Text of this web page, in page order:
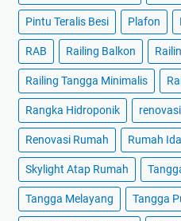
Pintu Teralis Besi Plafon
RAB Railing Balkon
Railing Tangga Minimalis
Rangka Hidroponik
Renovasi Rumah Rumah
Skylight Atap Rumah
Tangga Melayang Tangga